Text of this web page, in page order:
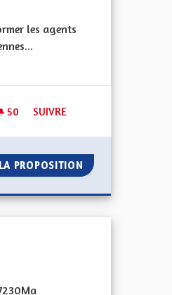
les agents
services publics en proximité
50 50 ABONNÉS
SUIVRE
PROPOSITION AVOIR UN